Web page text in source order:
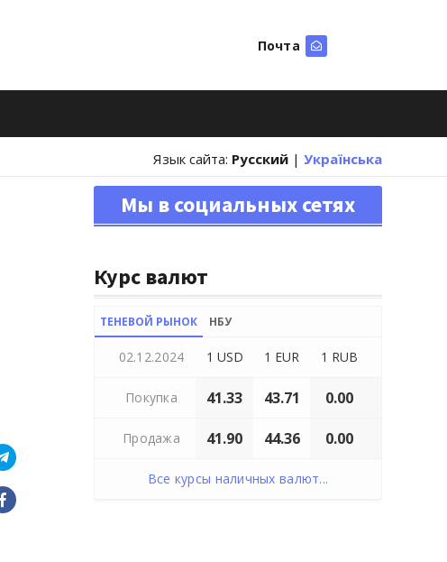
Почта
Язык сайта: Русский | Українська
Мы в социальных сетях
Курс валют
ТЕНЕВОЙ РЫНОК НБУ
02.12.2024 1 USD 1 EUR 1 RUB
Покупка 41.33 43.71 0.00
Продажа 41.90 44.36 0.00
Все курсы наличных валют...